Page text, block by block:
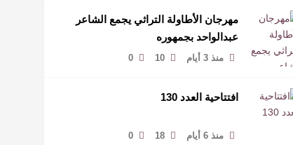
مهرجان الأطاولة التراثي يجمع الشاعر
عبدالواحد بجمهوره
منذ 3 أيام 10
0
افتتاحية العدد 130
منذ 6 أيام 18
0